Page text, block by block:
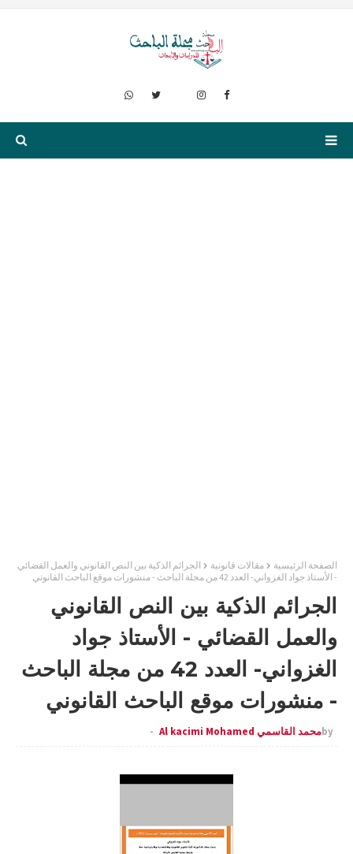
الصفحة الرئيسية مقالات قانونية
الجرائم الذكية بين النص القانوني والعمل القضائي
- الأستاذ جواد الغزواني- العدد 42 من مجلة الباحث - منشورات موقع الباحث القانوني
الجرائم الذكية بين النص القانوني
والعمل القضائي - الأستاذ جواد
الغزواني- العدد 42 من مجلة الباحث
- منشورات موقع الباحث القانوني
byمحمد القاسمي Al kacimi Mohamed